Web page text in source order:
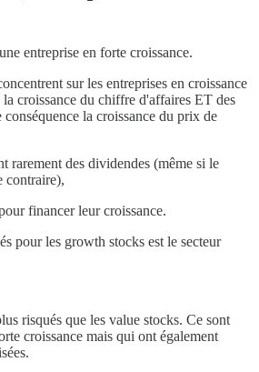
entreprise en forte croissance.
sur les entreprises en croissance
croissance du chiffre d'affaires ET des
la croissance du prix de
rarement des dividendes (même si le
contraire),
financer leur croissance.
pour les growth stocks est le secteur
risqués que les value stocks. Ce sont
croissance mais qui ont également